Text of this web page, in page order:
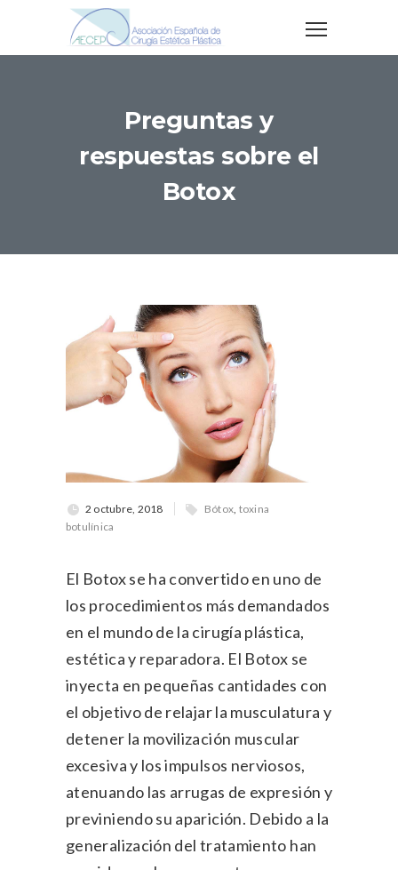
Preguntas y
respuestas sobre el
Botox
2 octubre, 2018 Bótox toxina
botulínica
El Botox se ha convertido en uno de
los procedimientos más demandados
en el mundo de la cirugía plástica,
estética y reparadora. El Botox se
inyecta en pequeñas cantidades con
el objetivo de relajar la musculatura y
detener la movilización muscular
excesiva y los impulsos nerviosos,
atenuando las arrugas de expresión y
previniendo su aparición. Debido a la
generalización del tratamiento han